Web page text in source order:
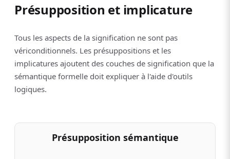
Présupposition et implicature
Tous les aspects de la signification ne sont pas
vériconditionnels. Les présuppositions et les
implicatures ajoutent des couches de signification que la
sémantique formelle doit expliquer à l'aide d'outils
logiques.
Présupposition sémantique